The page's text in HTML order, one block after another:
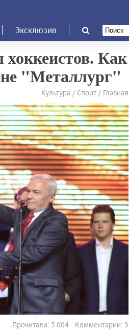
Эксклюзив
Как
"Металлург"
Культура / Спорт / Главная
Прочитали: 5 004 Комментарии: 3